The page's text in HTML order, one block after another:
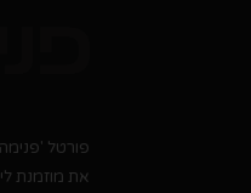
פורטל
את מוזמנת